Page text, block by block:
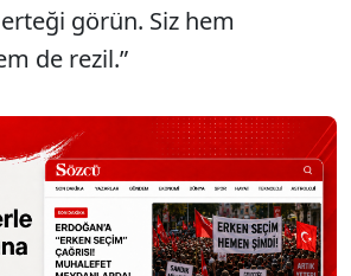
görün. Siz hem
de rezil.”